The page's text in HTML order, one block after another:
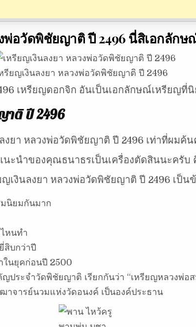
พ่อวัดพิชัยญาติ ปี 2496 นี่สิเอกลักษ
รียญเงินลงยา หลวงพ่อวัดพิชัยญาติ ปี 2496
เหรียญดอกจิก อันเป็นเอกลักษณ์เหรียญที่
าติ ปี 2496
ยา หลวงพ่อวัดพิชัยญาติ ปี 2496 เท่าที่ผมค้
ะนำของคุณธนาธรเป็นเครื่องตัดสินนะครับ
เงินลงยา หลวงพ่อวัดพิชัยญาติ ปี 2496 เป็นข้
นิยมกันมาก
หนทำ
สิบกว่าปี
ในยุคก่อนปี 2500
ประจำวัดพิชัยญาติ เรียกกันว่า “เหรียญหลวงพ่อ
จารย์นวมแห่งวัดอนงค์ เป็นองค์ประธาน